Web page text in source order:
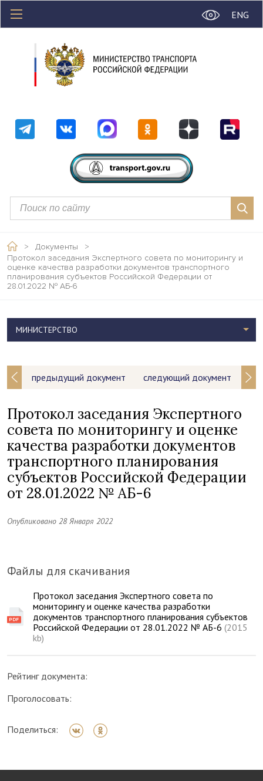
ENG
> Документы
>
Протокол заседания Экспертного совета по мониторингу и
оценке качества разработки документов транспортного
планирования субъектов Российской Федерации от
28.01.2022 № АБ-6
предыдущий документ следующий документ
Протокол заседания Экспертного
совета по мониторингу и оценке
качества разработки документов
транспортного планирования
субъектов Российской Федерации
от 28.01.2022 № АБ-6
Опубликовано 28 Января 2022
Файлы для скачивания
Протокол заседания Экспертного совета по
мониторингу и оценке качества разработки
документов транспортного планирования субъектов
Российской Федерации от 28.01.2022 № АБ-6 (2015
kb)
Рейтинг документа:
Проголосовать:
Поделиться:
МИНИСТЕРСТВО